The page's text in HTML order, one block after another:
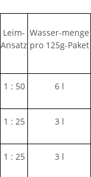
Leim-
Ansatz
Wasser-menge
pro 125g-Paket
1 : 50 6 l
1 : 25 3 l
1 : 25 3 l